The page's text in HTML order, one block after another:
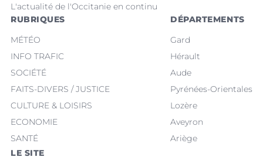
L'actualité de l'Occitanie en continu
RUBRIQUES
MÉTÉO
INFO TRAFIC
SOCIÉTÉ
FAITS-DIVERS / JUSTICE
CULTURE & LOISIRS
ECONOMIE
SANTÉ
DÉPARTEMENTS
Gard
Hérault
Aude
Pyrénées-Orientales
Lozère
Aveyron
Ariège
LE SITE